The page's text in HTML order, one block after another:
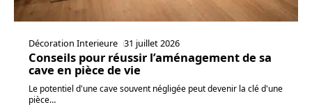
Décoration Interieure 31 juillet 2026
Conseils pour réussir l’aménagement de sa
cave en pièce de vie
Le potentiel d'une cave souvent négligée peut devenir la clé d'une
pièce…